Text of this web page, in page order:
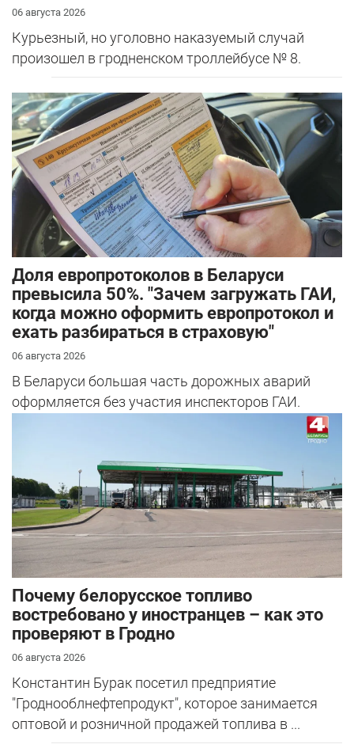
06 августа 2026
Курьезный, но уголовно наказуемый случай
произошел в гродненском троллейбусе № 8.
Доля европротоколов в Беларуси
превысила 50%. "Зачем загружать ГАИ,
когда можно оформить европротокол и
ехать разбираться в страховую"
06 августа 2026
В Беларуси большая часть дорожных аварий
оформляется без участия инспекторов ГАИ.
Почему белорусское топливо
востребовано у иностранцев – как это
проверяют в Гродно
06 августа 2026
Константин Бурак посетил предприятие
"Гроднооблнефтепродукт", которое занимается
оптовой и розничной продажей топлива в ...